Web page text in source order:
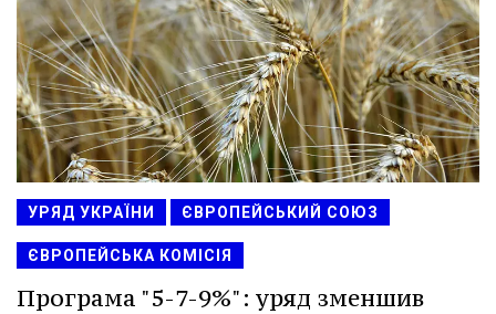
УРЯД УКРАЇНИ ЄВРОПЕЙСЬКИЙ СОЮЗ
ЄВРОПЕЙСЬКА КОМІСІЯ
Програма "5-7-9%": уряд зменшив